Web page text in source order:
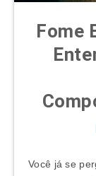
Fome
Você já se